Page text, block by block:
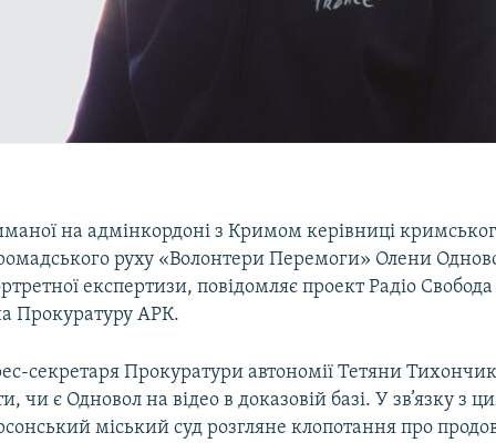
на адмінкордоні з Кримом керівниці
руху «Волонтери Перемоги» Олени
експертизи, повідомляє проект Радіо
Прокуратуру АРК.
секретаря Прокуратури автономії Тетяни
чи є Одновол на відео в доказовій базі. У зв’язку з
міський суд розгляне клопотання про